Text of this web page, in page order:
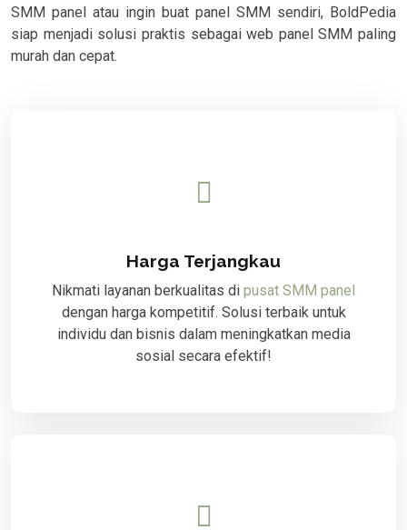
SMM panel atau ingin buat panel SMM sendiri, BoldPedia
siap menjadi solusi praktis sebagai web panel SMM paling
murah dan cepat.
Harga Terjangkau
Nikmati layanan berkualitas di pusat SMM panel
dengan harga kompetitif. Solusi terbaik untuk
individu dan bisnis dalam meningkatkan media
sosial secara efektif!